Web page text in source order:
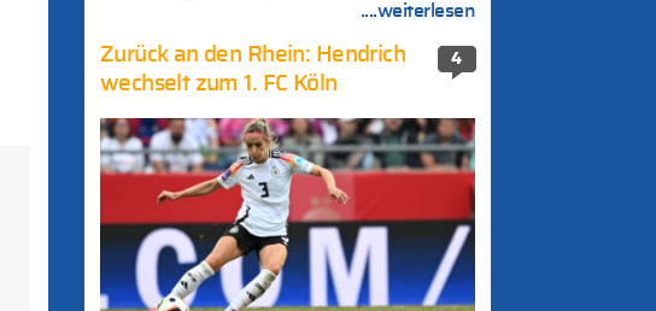
....weiterlesen
4
Zurück an den Rhein: Hendrich
wechselt zum 1. FC Köln